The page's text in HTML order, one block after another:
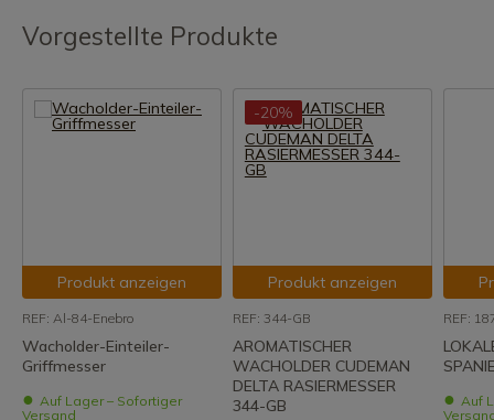
Vorgestellte Produkte
Produkt anzeigen
REF: Al-84-Enebro
Wacholder-Einteiler-
Griffmesser
Auf Lager – Sofortiger
Versand
-20%
Produkt anzeigen
REF: 344-GB
AROMATISCHER
WACHOLDER CUDEMAN
DELTA RASIERMESSER
344-GB
REF:
Auf